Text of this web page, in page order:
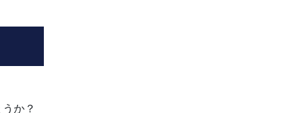
か？